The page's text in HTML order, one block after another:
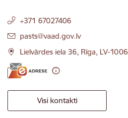
+371 67027406
E-pasts:
pasts@vaad.gov.lv
Lielvārdes iela 36, Rīga, LV-1006
Visi kontakti